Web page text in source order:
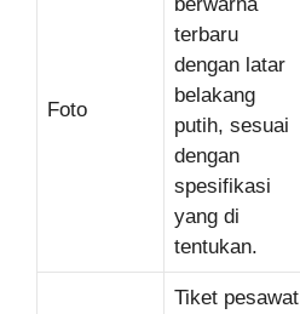
Foto
terbaru
dengan latar
belakang
putih, sesuai
dengan
spesifikasi
yang di
tentukan.
Tiket pesawat